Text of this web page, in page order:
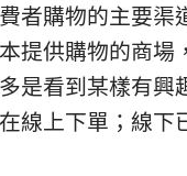
者購物的主要渠
提供購物的商場
是看到某樣有興
線上下單；線下